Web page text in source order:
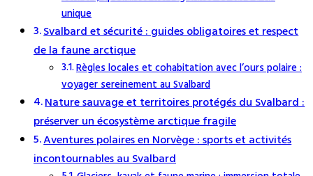
unique
Svalbard et sécurité : guides obligatoires et respect
de la faune arctique
Règles locales et cohabitation avec l’ours polaire :
voyager sereinement au Svalbard
Nature sauvage et territoires protégés du Svalbard :
préserver un écosystème arctique fragile
Aventures polaires en Norvège : sports et activités
incontournables au Svalbard